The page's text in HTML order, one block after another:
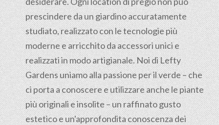
prescindere da un giardino accuratamente
studiato, realizzato con le tecnologie più
moderne e arricchito da accessori unici e
realizzati in modo artigianale. Noi di Lefty
Gardens uniamo alla passione per il verde – che
ci porta a conoscere e utilizzare anche le piante
più originali e insolite – un raffinato gusto
estetico e un'approfondita conoscenza dei